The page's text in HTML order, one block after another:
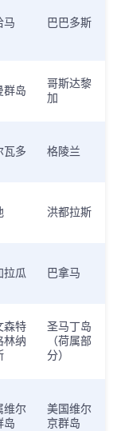
马 巴巴多斯
群岛
哥斯达黎
加
瓦多 格陵兰
洪都拉斯
拉瓜 巴拿马
森特
林纳
圣马丁岛
（荷属部
分）
维尔
岛
美国维尔
京群岛